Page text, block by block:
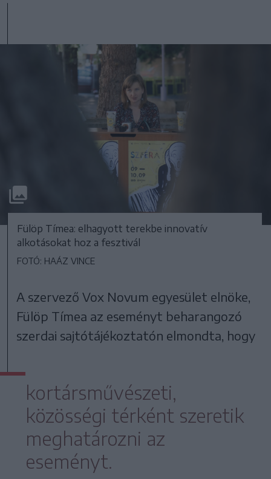
Fülöp Tímea: elhagyott terekbe innovatív
alkotásokat hoz a fesztivál
FOTÓ: HAÁZ VINCE
A szervező Vox Novum egyesület elnöke,
Fülöp Tímea az eseményt beharangozó
szerdai sajtótájékoztatón elmondta, hogy
kortársművészeti,
közösségi térként szeretik
meghatározni az
eseményt.